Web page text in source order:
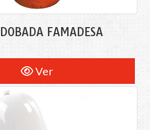
FAMADESA
Ver